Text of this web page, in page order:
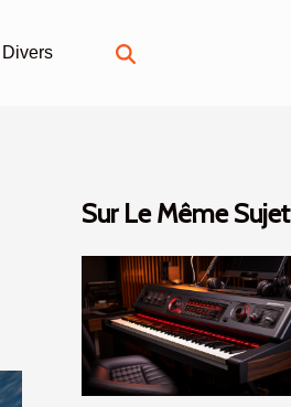
Divers
Sur Le Même Sujet